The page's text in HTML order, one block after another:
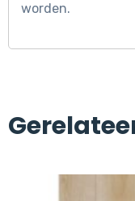
worden.